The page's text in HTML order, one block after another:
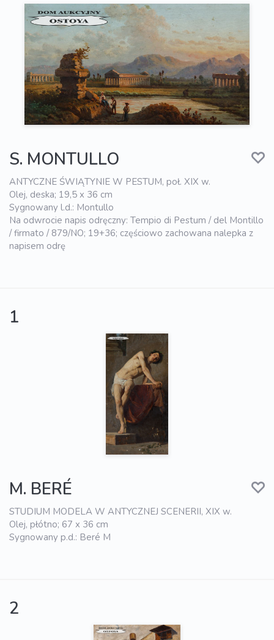
S. MONTULLO
ANTYCZNE ŚWIĄTYNIE W PESTUM, poł. XIX w.
Olej, deska; 19,5 x 36 cm
Sygnowany l.d.: Montullo
Na odwrocie napis odręczny: Tempio di Pestum / del Montillo
/ firmato / 879/NO; 19+36; częściowo zachowana nalepka z
napisem odrę
1
M. BERÉ
STUDIUM MODELA W ANTYCZNEJ SCENERII, XIX w.
Olej, płótno; 67 x 36 cm
Sygnowany p.d.: Beré M
2